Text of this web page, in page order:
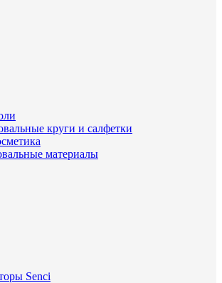
круги и салфетки
материалы
Senci